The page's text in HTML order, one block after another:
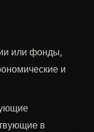
или фонды,
и
в